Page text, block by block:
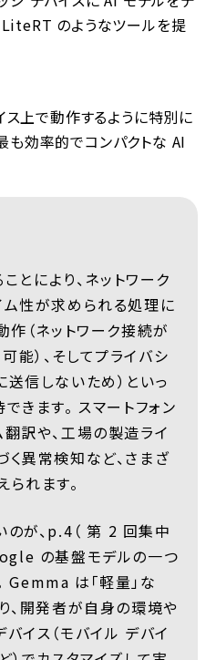
のようなツールを提
上で動作するように特別に
効率的でコンパクトな AI
とにより、ネットワーク
ム性が求められる処理に
作（ネットワーク接続が
）、そしてプライバシ
信しないため）といっ
きます。 スマートフォン
訳や、工場の製造ライ
異常検知など、さまざ
れます。
のが、p.4（ 第 2 回集中
の基盤モデルの一つ
Gemma は「軽量」な
、開発者が自身の環境や
イス（モバイル デバイ